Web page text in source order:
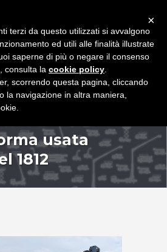
usata
1812
×
terzi da questo utilizzati si avvalgono
ed utili alle finalità illustrate
saperne di più o negare il consenso
consulta la cookie policy
scorrendo questa pagina, cliccando
la navigazione in altra maniera,